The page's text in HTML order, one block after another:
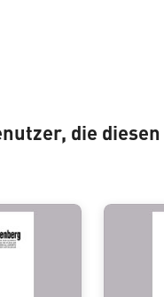
die